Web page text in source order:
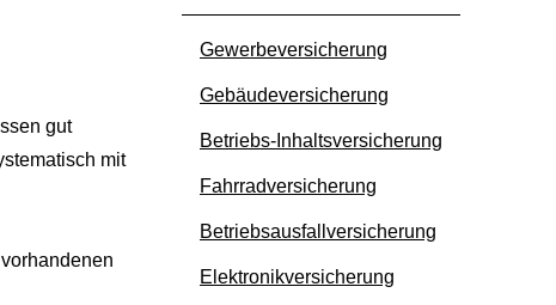
Gewerbeversicherung
Ge­bäude­ver­si­che­rung
Betriebs-Inhaltsversicherung
Fahrradversicherung
Betriebsausfallversicherung
Elektronikversicherung
gut
mit